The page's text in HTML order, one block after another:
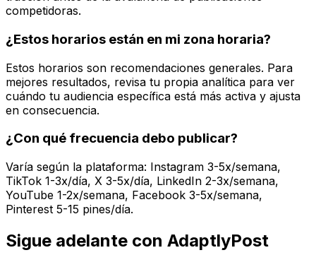
competidoras.
¿Estos horarios están en mi zona horaria?
Estos horarios son recomendaciones generales. Para
mejores resultados, revisa tu propia analítica para ver
cuándo tu audiencia específica está más activa y ajusta
en consecuencia.
¿Con qué frecuencia debo publicar?
Varía según la plataforma: Instagram 3-5x/semana,
TikTok 1-3x/día, X 3-5x/día, LinkedIn 2-3x/semana,
YouTube 1-2x/semana, Facebook 3-5x/semana,
Pinterest 5-15 pines/día.
Sigue adelante con AdaptlyPost